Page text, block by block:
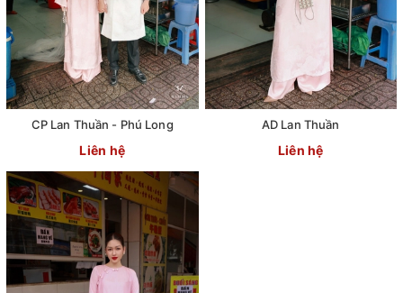
CP Lan Thuần - Phú Long
Liên hệ
AD Lan Thuần
Liên hệ